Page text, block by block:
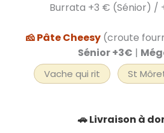
Burrata +3 € (Sénior) /
🧀 Pâte Cheesy (croute
Sénior +3€ |
Vache qui rit St
🚗 Livraison à